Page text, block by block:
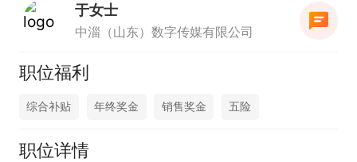
于女士
中淄（山东）数字传媒有限公司
职位福利
综合补贴 年终奖金 销售奖金 五险
职位详情